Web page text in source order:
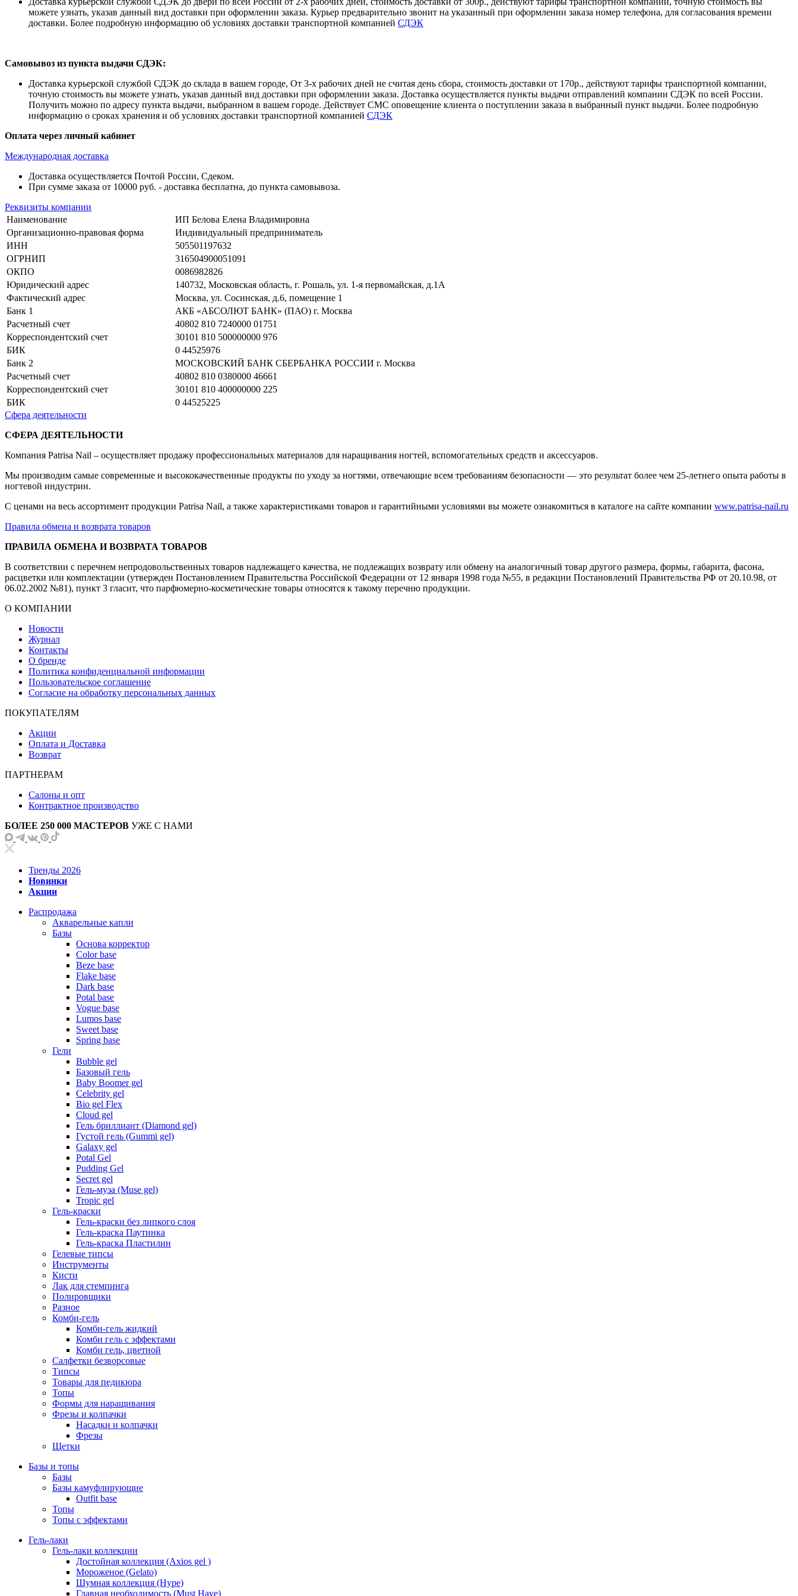
можете узнать, указав данный вид доставки при оформлении заказа. Курьер предварительно звонит на указанный при оформлении заказа номер телефона, для согласования времени
доставки. Более подробную информацию об условиях доставки транспортной компанией СДЭК
Самовывоз из пункта выдачи СДЭК:
Доставка курьерской службой СДЭК до склада в вашем городе, От 3-х рабочих дней не считая день сбора, стоимость доставки от 170р., действуют тарифы транспортной компании,
точную стоимость вы можете узнать, указав данный вид доставки при оформлении заказа. Доставка осуществляется пункты выдачи отправлений компании СДЭК по всей России.
Получить можно по адресу пункта выдачи, выбранном в вашем городе. Действует СМС оповещение клиента о поступлении заказа в выбранный пункт выдачи. Более подробную
информацию о сроках хранения и об условиях доставки транспортной компанией СДЭК
Оплата через личный кабинет
Международная доставка
Доставка осуществляется Почтой России, Сдеком.
При сумме заказа от 10000 руб. - доставка бесплатна, до пункта самовывоза.
Реквизиты компании
Наименование
ИП Белова Елена Владимировна
Организационно-правовая форма
Индивидуальный предприниматель
ИНН
505501197632
ОГРНИП
316504900051091
ОКПО
0086982826
Юридический адрес
140732, Московская область, г. Рошаль, ул. 1-я первомайская, д.1А
Фактический адрес
Москва, ул. Сосинская, д.6, помещение 1
Банк 1
АКБ «АБСОЛЮТ БАНК» (ПАО) г. Москва
Расчетный счет
40802 810 7240000 01751
Корреспондентский счет
30101 810 500000000 976
БИК
0 44525976
Банк 2
МОСКОВСКИЙ БАНК СБЕРБАНКА РОССИИ г. Москва
Расчетный счет
40802 810 0380000 46661
Корреспондентский счет
30101 810 400000000 225
БИК
0 44525225
Сфера деятельности
СФЕРА ДЕЯТЕЛЬНОСТИ
Компания Patrisa Nail – осуществляет продажу профессиональных материалов для наращивания ногтей, вспомогательных средств и аксессуаров.
Мы производим самые современные и высококачественные продукты по уходу за ногтями, отвечающие всем требованиям безопасности — это результат более чем 25-летнего опыта работы в
ногтевой индустрии.
С ценами на весь ассортимент продукции Patrisa Nail, а также характеристиками товаров и гарантийными условиями вы можете ознакомиться в каталоге на сайте компании www.patrisa-nail.ru
Правила обмена и возврата товаров
ПРАВИЛА ОБМЕНА И ВОЗВРАТА ТОВАРОВ
В соответствии с перечнем непродовольственных товаров надлежащего качества, не подлежащих возврату или обмену на аналогичный товар другого размера, формы, габарита, фасона,
расцветки или комплектации (утвержден Постановлением Правительства Российской Федерации от 12 января 1998 года №55, в редакции Постановлений Правительства РФ от 20.10.98, от
06.02.2002 №81), пункт 3 гласит, что парфюмерно-косметические товары относятся к такому перечню продукции.
О КОМПАНИИ
Новости
Журнал
Контакты
О бренде
Политика конфиденциальной информации
Пользовательское соглашение
Согласие на обработку персональных данных
ПОКУПАТЕЛЯМ
Акции
Оплата и Доставка
Возврат
ПАРТНЕРАМ
Салоны и опт
Контрактное производство
БОЛЕЕ 250 000 МАСТЕРОВ УЖЕ С НАМИ
Тренды 2026
Новинки
Акции
Распродажа
Акварельные капли
Базы
Основа корректор
Color base
Beze base
Flake base
Dark base
Potal base
Vogue base
Lumos base
Sweet base
Spring base
Гели
Bubble gel
Базовый гель
Baby Boomer gel
Celebrity gel
Bio gel Flex
Cloud gel
Гель бриллиант (Diamond gel)
Густой гель (Gummi gel)
Galaxy gel
Potal Gel
Pudding Gel
Secret gel
Гель-муза (Muse gel)
Tropic gel
Гель-краски
Гель-краски без липкого слоя
Гель-краска Паутинка
Гель-краска Пластилин
Гелевые типсы
Инструменты
Кисти
Лак для стемпинга
Полировщики
Разное
Комби-гель
Комби-гель жидкий
Комби гель с эффектами
Комби гель, цветной
Салфетки безворсовые
Типсы
Товары для педикюра
Топы
Формы для наращивания
Фрезы и колпачки
Насадки и колпачки
Фрезы
Щетки
Базы и топы
Базы
Базы камуфлирующие
Outfit base
Топы
Топы с эффектами
Гель-лаки
Гель-лаки коллекции
Достойная коллекция (Axios gel )
Мороженое (Gelato)
Шумная коллекция (Hype)
Главная необходимость (Must Have)